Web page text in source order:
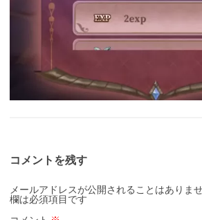
コメントを残す
メールアドレスが公開されることはありませ
欄は必須項目です